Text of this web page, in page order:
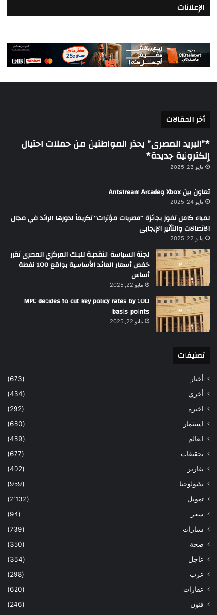
الإعلانات
أخر المقالات
*”البريد المصري” يحذر المواطنين من حملات احتيال
إلكترونية جديدة*
مايو 23, 2025
تعاون بين Xbox وAntstream Arcade
مايو 24, 2025
لمياء كامل تفوز بجائزة “مصريات مؤثرات” تكريماً لدورها الرائد في مجال
الاتصالات والتأثير الإيجابي
مايو 22, 2025
لجنة السياسة النقديـة للبنك المركزي المصرى تقرر
خفض أسعار العائد الأساسية بواقع 100 نقطة
أساس
مايو 22, 2025
MPC decides to cut key policy rates by 100
basis points
مايو 22, 2025
تصنيفات
أخبار
(673)
أخري
(434)
اخيره
(292)
استثمار
(660)
العالم
(469)
تحقيقات
(677)
تقارير
(402)
تكنولوجيا
(959)
تمويل
(2٬132)
سفر
(94)
سيارات
(739)
صحة
(350)
عاجل
(364)
عرب
(298)
عقارات
(620)
فنون
(246)